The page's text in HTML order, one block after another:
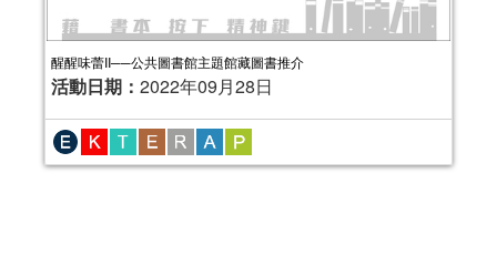
醒醒味蕾II──公共圖書館主題館藏圖書推介
活動日期： 2022年09月28日